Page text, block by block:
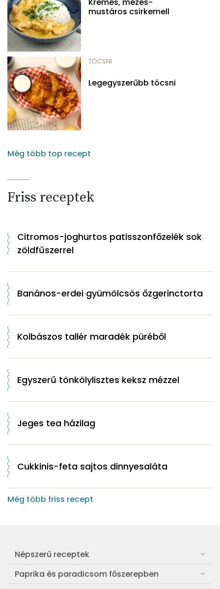
mustáros csirkemell
TÓCSNI
Legegyszerűbb tócsni
Még több top recept
Friss receptek
Citromos-joghurtos patisszonfőzelék sok
zöldfűszerrel
Banános-erdei gyümölcsös őzgerinctorta
Kolbászos tallér maradék püréből
Egyszerű tönkölylisztes keksz mézzel
Jeges tea házilag
Cukkinis-feta sajtos dinnyesaláta
Még több friss recept
Népszerű receptek
Frankfurti leves
Paprika és paradicsom főszerepben